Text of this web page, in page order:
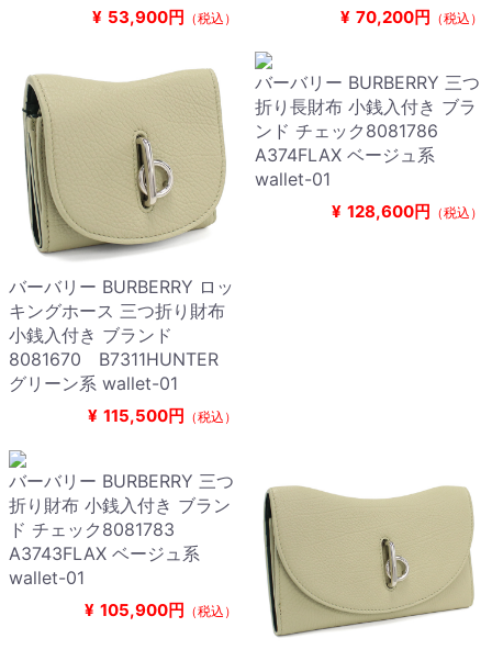
¥ 53,900円 （税込） ¥ 70,200円 （税込）
バーバリー BURBERRY ロッ
キングホース 三つ折り財布
小銭入付き ブランド
8081670 B7311HUNTER
グリーン系 wallet-01
¥ 115,500円 （税込）
バーバリー BURBERRY 三つ
折り長財布 小銭入付き ブラ
ンド チェック8081786
A374FLAX ベージュ系
wallet-01
¥ 128,600円 （税込）
バーバリー BURBERRY 三つ
折り財布 小銭入付き ブラン
ド チェック8081783
A3743FLAX ベージュ系
wallet-01
¥ 105,900円 （税込）